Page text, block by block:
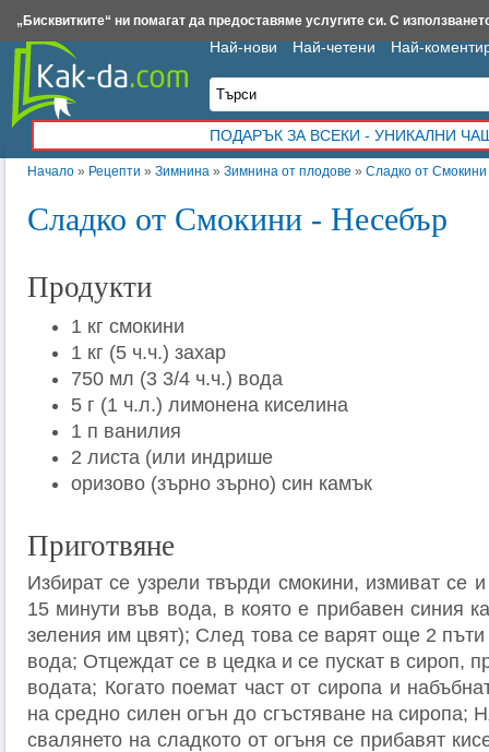
Начало » Рецепти » Зимнина » Зимнина от плодове » Сладко от
Сладко от Смокини - Несебър
Продукти
1 кг смокини
1 кг (5 ч.ч.) захар
750 мл (3 3/4 ч.ч.) вода
5 г (1 ч.л.) лимонена киселина
1 п ванилия
2 листа (или индрише
оризово (зърно зърно) син камък
Приготвяне
Избират се узрели твърди смокини, измиват се
15 минути във вода, в която е прибавен синия
зеления им цвят); След това се варят още 2 пъти
вода; Отцеждат се в цедка и се пускат в сироп,
водата; Когато поемат част от сиропа и
на средно силен огън до сгъстяване на сиропа;
свалянето на сладкото от огъня се прибавят
Най-нови Най-четени Най-
ПОДАРЪК ЗА ВСЕКИ - УНИКАЛНИ
Insert.bg Framar.bg Kak-da.com Iztochnik.com BauBau.bg NewAge.bg
„Бисквитките“ ни помагат да предоставяме услугите си. С